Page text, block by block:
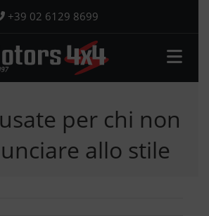
+39 02 6129 8699
per chi non
allo stile